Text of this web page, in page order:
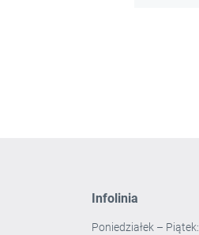
Infolinia
Poniedziałek – Piątek: